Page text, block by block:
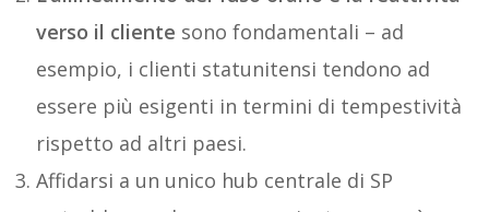
verso il cliente sono fondamentali – ad
esempio, i clienti statunitensi tendono ad
essere più esigenti in termini di tempestività
rispetto ad altri paesi.
Affidarsi a un unico hub centrale di SP